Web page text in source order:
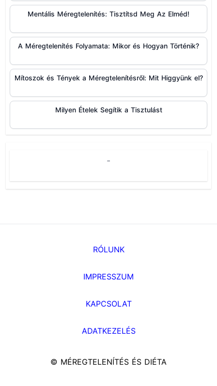
Mentális Méregtelenítés: Tisztítsd Meg Az Elméd!
A Méregtelenítés Folyamata: Mikor és Hogyan Történik?
Mítoszok és Tények a Méregtelenítésről: Mit Higgyünk el?
Milyen Ételek Segítik a Tisztulást
-
RÓLUNK
IMPRESSZUM
KAPCSOLAT
ADATKEZELÉS
© MÉREGTELENÍTÉS ÉS DIÉTA